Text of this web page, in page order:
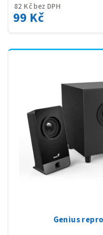
82 Kč bez DPH
99 Kč
Genius